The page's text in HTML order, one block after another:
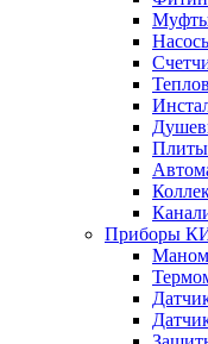
Плиты
Приборы